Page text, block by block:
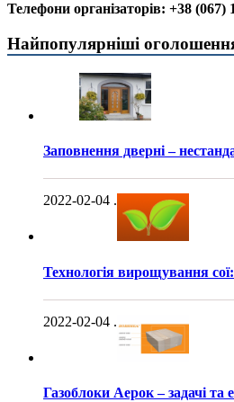
Телефони організаторів: +38 (067)
Найпопулярніші
Заповнення дверні –
2022-02-04 .
Технологія вирощування
2022-02-04 .
Газоблоки Аерок – задачі та